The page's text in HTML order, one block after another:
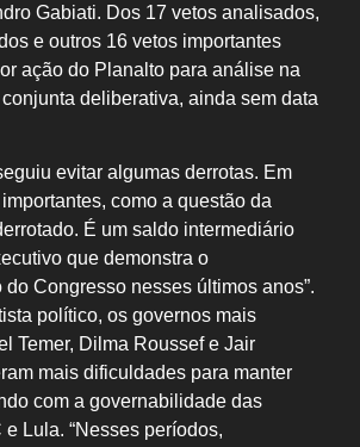
Gabiati. Dos 17 vetos analisados,
e outros 16 vetos importantes
ação do Planalto para análise na
deliberativa, ainda sem data
evitar algumas derrotas. Em
como a questão da
É um saldo intermediário
que demonstra o
Congresso nesses últimos anos”.
político, os governos mais
Temer, Dilma Roussef e Jair
mais dificuldades para manter
com a governabilidade das
Lula. “Nesses períodos,